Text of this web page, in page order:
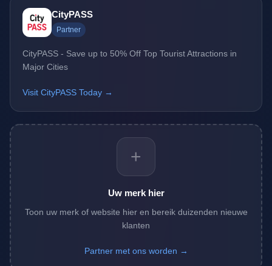
CityPASS
Partner
CityPASS - Save up to 50% Off Top Tourist Attractions in
Major Cities
Visit CityPASS Today →
+
Uw merk hier
Toon uw merk of website hier en bereik duizenden nieuwe
klanten
Partner met ons worden →